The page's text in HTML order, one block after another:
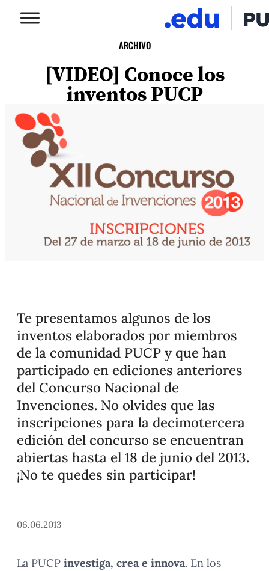
ARCHIVO
[VIDEO] Conoce los
inventos PUCP
Te presentamos algunos de los
inventos elaborados por miembros
de la comunidad PUCP y que han
participado en ediciones anteriores
del Concurso Nacional de
Invenciones. No olvides que las
inscripciones para la decimotercera
edición del concurso se encuentran
abiertas hasta el 18 de junio del 2013.
¡No te quedes sin participar!
06.06.2013
La PUCP investiga, crea e innova. En los